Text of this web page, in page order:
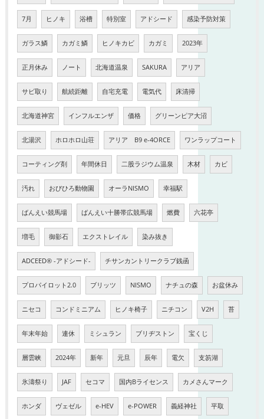
7月 ヒノキ 浴槽 特別室 アドシード 感染予防対策
ガラス鱗 カガミ鱗 ヒノキカビ カガミ 2023年
正月休み ノート 北海道温泉 SAKURA アリア
サビ取り 航続距離 自宅充電 電気代 床清掃
北海道神宮 インフルエンザ 価格 グリーンピア大沼
北湯沢 ホロホロ山荘 アリア B9 e-4ORCE ワンラップコート
コーティング剤 年間休日 二股ラジウム温泉 木材 カビ
汚れ おびひろ動物園 オーラNISMO 幸福駅
ばんえい競馬場 ばんえい十勝帯広競馬場 燃費 六花亭
増毛 御影石 エクストレイル 染み抜き
ADCEED®︎ -アドシード- チサンカントリークラブ銭函
プロパイロット2.0 ブリッツ NISMO ナチュの森 お盆休み
ニセコ コンドミニアム ヒノキ椅子 ニチコン V2H 苔
年末年始 連休 ミシュラン ブリヂストン 宝くじ
層雲峡 2024年 新年 元旦 辰年 電欠 支笏湖
氷濤祭り JAF セコマ 国内Bライセンス カメさんマーク
ホンダ ヴェゼル e-HEV e-POWER 義経神社 平取